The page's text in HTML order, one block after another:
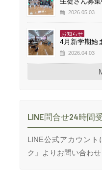
2026.05.03
お知らせ
4月新学期始
2026.04.03
LINE問合せ24時間
LINE公式アカウン
ク』よりお問い合わせ